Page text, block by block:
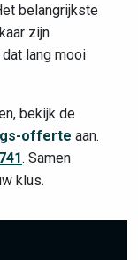
belangrijkste
zijn
lang mooi
bekijk de
offerte aan.
. Samen
klus.